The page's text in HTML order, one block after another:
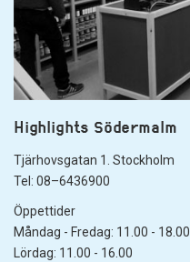
Highlights Södermalm
Tjärhovsgatan 1. Stockholm
Tel: 08–6436900
Öppettider
Måndag - Fredag: 11.00 - 18.00
Lördag: 11.00 - 16.00